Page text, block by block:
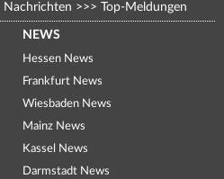
Nachrichten >>> Top-Meldungen
NEWS
Hessen News
Frankfurt News
Wiesbaden News
Mainz News
Kassel News
Darmstadt News